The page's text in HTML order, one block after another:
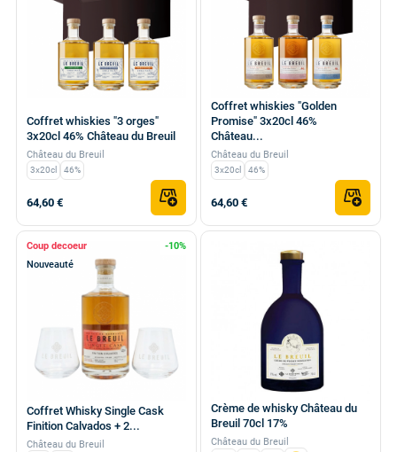
Coffret whiskies "3 orges"
3x20cl 46% Château du Breuil
Château du Breuil
3x20cl 46%
64,60 €
Coffret whiskies "Golden
Promise" 3x20cl 46%
Château...
Château du Breuil
3x20cl 46%
64,60 €
Coup de
Nouveauté
-10%
Coffret Whisky Single Cask
Finition Calvados + 2...
Château du Breuil
Crème de whisky Château du
Breuil 70cl 17%
Château du Breuil